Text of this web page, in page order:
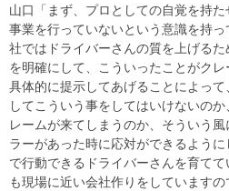
山口「まず、プロとしての自覚を持
事業を行っていないという意識を持
社ではドライバーさんの質を上げる
を明確にして、こういったことがクレ
具体的に提示してあげることによっ
してこういう事をしてはいけないの
レームが来てしまうのか、そういう
ラーがあった時に応対ができるよう
で行動できるドライバーさんを育て
も現場に近い会社作りをしています